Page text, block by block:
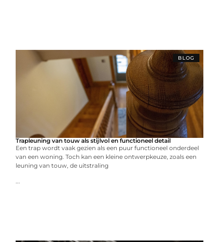
BLOG
Trapleuning van touw als stijlvol en functioneel detail
Een trap wordt vaak gezien als een puur functioneel onderdeel
van een woning. Toch kan een kleine ontwerpkeuze, zoals een
leuning van touw, de uitstraling
...